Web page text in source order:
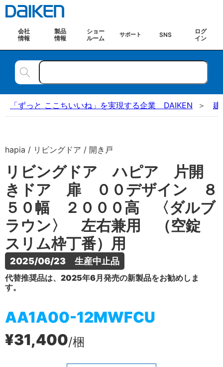
会社
情報
製品
情報
ショー
ルーム
サポート SNS
ログ
イン
「ずっと ここちいいね」を実現する企業 DAIKEN 建
hapia / リビングドア / 開き戸
リビングドア ハピア 片開
きドア 扉 ００デザイン ８
５０幅 ２０００高 〈ダルブ
ラウン〉 左右兼用 （空錠
スリム枠丁番）用
2025/06/23　生産中止品
代替推奨品は、2025年6月発売の新製品をお勧めしま
す。
AA1A00-12MWFCU
¥31,400/梱